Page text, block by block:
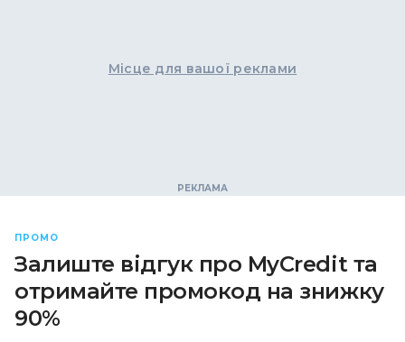
Місце для вашої реклами
ПРОМО
Залиште відгук про MyCredit та
отримайте промокод на знижку
90%